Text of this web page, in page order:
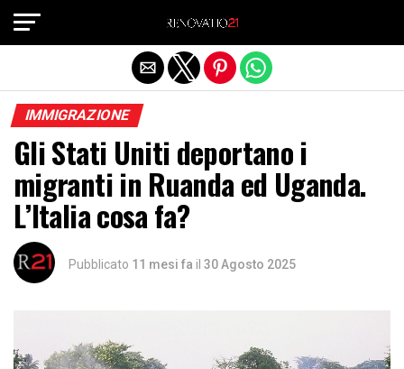
IMMIGRAZIONE
Gli Stati Uniti deportano i
migranti in Ruanda ed Uganda.
L’Italia cosa fa?
Pubblicato 11 mesi fa il 30 Agosto 2025
Exit mobile version